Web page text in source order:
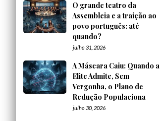
O grande teatro da
Assembleia e a traição ao
povo português: até
quando?
julho 31, 2026
A Máscara Caiu: Quando a
Elite Admite, Sem
Vergonha, o Plano de
Redução Populaciona
julho 30, 2026